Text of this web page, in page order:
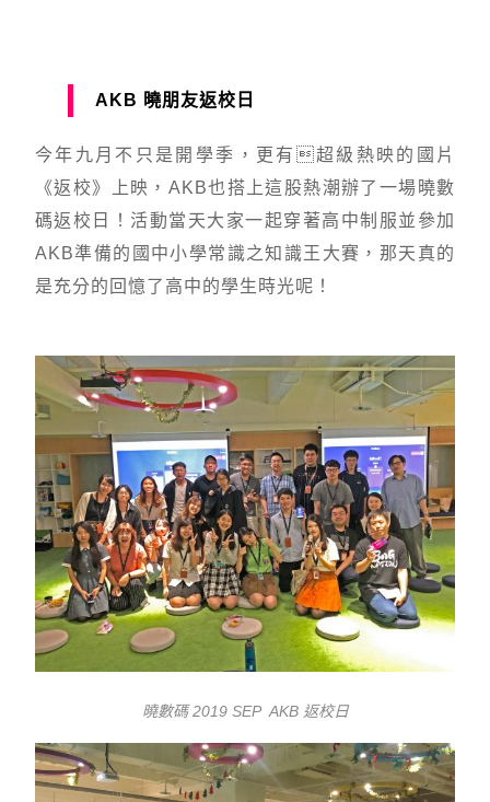
AKB 曉朋友返校日
今年九月不只是開學季，更有超級熱映的國片
《返校》上映，AKB也搭上這股熱潮辦了一場曉數
碼返校日！活動當天大家一起穿著高中制服並參加
AKB準備的國中小學常識之知識王大賽，那天真的
是充分的回憶了高中的學生時光呢！
曉數碼 2019 SEP AKB 返校日